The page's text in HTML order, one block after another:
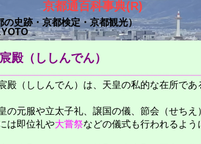
京都通百科事典(R)
の史跡・京都検定・京都観光）
殿（ししんでん）
殿（ししんでん）は、天皇の私的な在所であ
の元服や立太子礼、譲国の儀、節会（せちえ
は即位礼や大嘗祭などの儀式も行われるよう